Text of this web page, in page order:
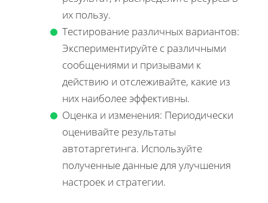
их пользу.
Тестирование различных вариантов:
Экспериментируйте с различными
сообщениями и призывами к
действию и отслеживайте, какие из
них наиболее эффективны.
Оценка и изменения: Периодически
оценивайте результаты
автотаргетинга. Используйте
полученные данные для улучшения
настроек и стратегии.